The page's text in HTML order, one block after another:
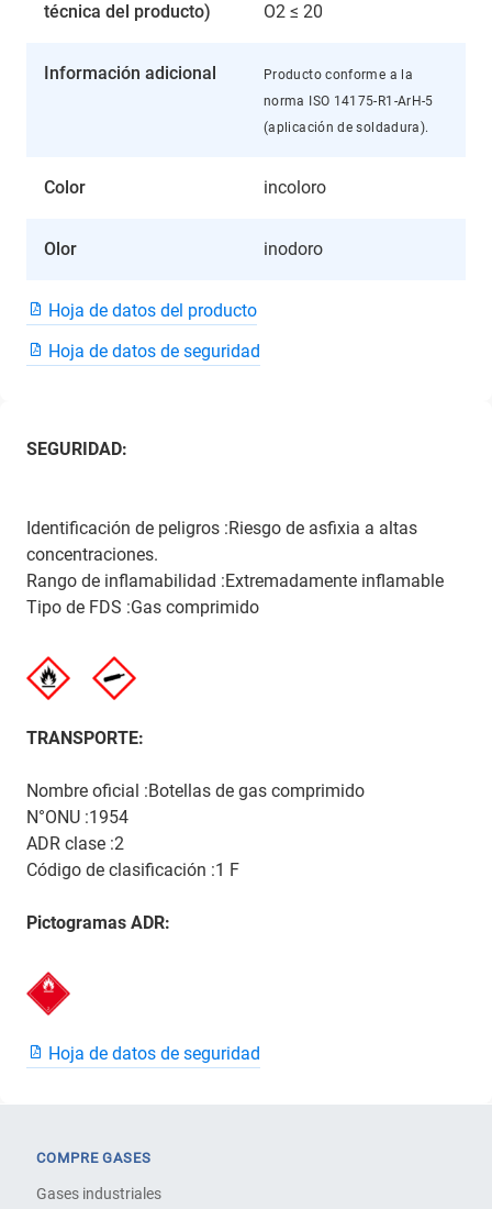
técnica del producto)
O2 ≤ 20
Información adicional
Producto conforme a la
norma ISO 14175-R1-ArH-5
(aplicación de soldadura).
Color incoloro
Olor inodoro
Hoja de datos del producto
Hoja de datos de seguridad
SEGURIDAD:
Identificación de peligros :Riesgo de asfixia a altas
concentraciones.
Rango de inflamabilidad :Extremadamente inflamable
Tipo de FDS :Gas comprimido
TRANSPORTE:
Nombre oficial :Botellas de gas comprimido
N°ONU :1954
ADR clase :2
Código de clasificación :1 F
Pictogramas ADR:
Hoja de datos de seguridad
COMPRE GASES
Gases industriales